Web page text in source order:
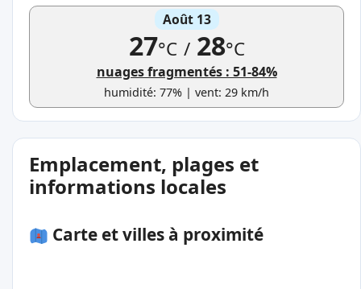
Août 13
27°C /28°C
nuages fragmentés : 51-84%
humidité: 77% | vent: 29 km/h
Emplacement, plages et
informations locales
Carte et villes à proximité